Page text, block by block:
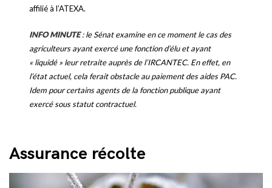
affilié à l’ATEXA.
INFO MINUTE: le Sénat examine en ce moment le cas des
agriculteurs ayant exercé une fonction d’élu et ayant
« liquidé » leur retraite auprès de l’IRCANTEC. En effet, en
l’état actuel, cela ferait obstacle au paiement des aides PAC.
Idem pour certains agents de la fonction publique ayant
exercé sous statut contractuel.
Assurance récolte